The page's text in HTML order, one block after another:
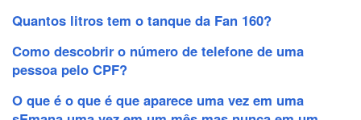
Quantos litros tem o tanque da Fan 160?
Como descobrir o número de telefone de uma
pessoa pelo CPF?
O que é o que é que aparece uma vez em uma